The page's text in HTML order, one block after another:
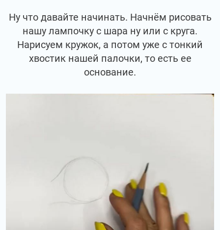
Ну что давайте начинать. Начнём рисовать
нашу лампочку с шара ну или с круга.
Нарисуем кружок, а потом уже с тонкий
хвостик нашей палочки, то есть ее
основание.